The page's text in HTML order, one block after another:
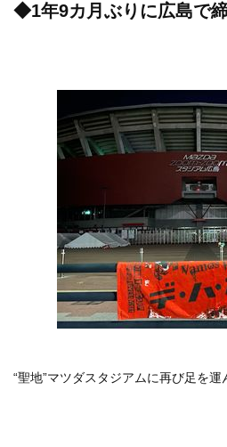
◆1年9カ月ぶりに広島で
“聖地”マツダスタジアムに再び足を運